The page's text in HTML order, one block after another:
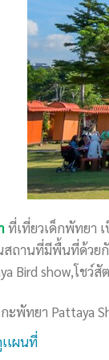
ที่เที่ยวเด็กพัทยา
สถานที่มีพื้นที่ด้วย
Bird show,โช
ะพัทยา Pattaya
เผนที่